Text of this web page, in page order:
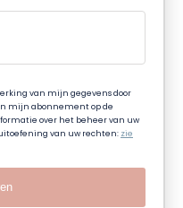
van mijn gegevens door
mijn abonnement op de
over het beheer van uw
van uw rechten:zie